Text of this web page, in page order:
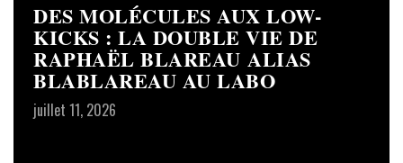
DES MOLÉCULES AUX LOW-
KICKS : LA DOUBLE VIE DE
RAPHAËL BLAREAU ALIAS
BLABLAREAU AU LABO
juillet 11, 2026